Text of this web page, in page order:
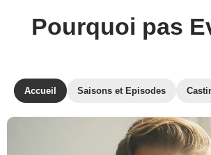
Pourquoi pas
Accueil Saisons et Episodes